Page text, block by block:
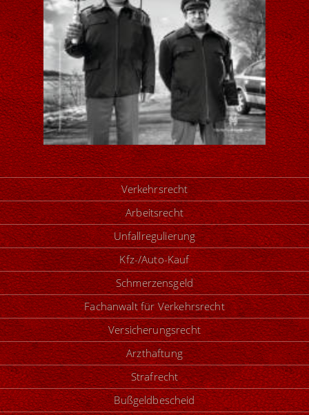
Verkehrsrecht
Arbeitsrecht
Unfallregulierung
Kfz-/Auto-Kauf
Schmerzensgeld
Fachanwalt für Verkehrsrecht
Versicherungsrecht
Arzthaftung
Strafrecht
Bußgeldbescheid